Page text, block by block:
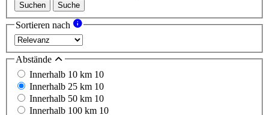
Suchen Suche
Sortieren nach
Abstände
Innerhalb 10 km 10
Innerhalb 25 km 10
Innerhalb 50 km 10
Innerhalb 100 km 10